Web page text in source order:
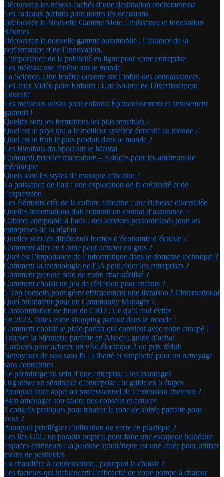
Découvrez les trésors cachés d’une destination enchanteresse
Les cadeaux parfaits pour toutes les occasions
Découvrez la Nouvelle Gamme Moto : Puissance et Innovation
Réunies
Découvrez la nouvelle gamme automobile : l’alliance de la
performance et de l’innovation.
L’importance de la publicité en ligne pour votre entreprise
Les médias: une fenêtre sur le monde
La Science: Une fenêtre ouverte sur l’infini des connaissances
Les Jeux Vidéo pour Enfants : Une Source de Divertissement
Éducatif
Les meilleurs loisirs pour enfants: Épanouissement et amusement
garantis !
Quelles sont les formations les plus rentables ?
Quel est le pays qui a le meilleur système éducatif au monde ?
Quel est le fruit le plus produit dans le monde ?
Les Bienfaits du Sport sur le Mental
Comment bricoler ma voiture – Astuces pour les amateurs de
mécanique
Quels sont les styles de musique africaine ?
La puissance de l’art : une exploration de la créativité et de
l’expression
Les éléments clés de la culture africaine : une richesse diversifiée
Quelles informations doit contenir un contrat d’assurance ?
Cabinet comptable à Paris : des services personnalisés pour les
entreprises de la région
Quelles sont les différentes formes d’économie d’échelle ?
Comment aller en Chine pour acheter en gros ?
Quel est l’importance de l’informatique dans le domaine technique ?
Comment la technologie de l’IA peut aider les entreprises ?
Comment prendre soin de votre chat stérilisé ?
Comment choisir un jeu de réflexion pour enfants ?
5 Top conseils pour gérer efficacement une livraison à l’international
Quel ordinateur pour un Community Manager ?
Consommation de fleur de CBD : Ce qu’il faut éviter
En 2023, faites votre shopping partout dans le monde !
Comment choisir le plaid parfait qui convient avec votre canapé ?
Trouver la bijouterie parfaite en Alsace : guide d’achat
5 astuces pour acheter un vélo électrique à un prix réduit
Nettoyeurs de sols sans fil : Liberté et simplicité pour un nettoyage
sans contraintes
Le parrainage au sein d’une entreprise : les avantages
Organiser un séminaire d’entreprise : le guide en 6 étapes
Pourquoi faire appel au professionnel de l’extension cheveux ?
Bien aménager son salon: nos conseils et astuces
3 conseils pratiques pour trouver la robe de soirée parfaite pour
vous ?
Pourquoi privilégier l’utilisation de verre en plastique ?
Les îles Gili : un paradis tropical pour faire une escapade balnéaire
Espaces extérieurs : la pelouse synthétique est une alliée pour utiliser
moins de pesticides
La chaudière à condensation : pourquoi la choisir ?
Les facteurs qui influencent l’efficacité de votre pompe à chaleur